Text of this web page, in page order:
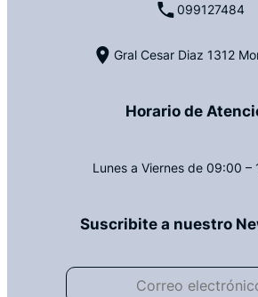
099127484
Gral Cesar Diaz 1312
Horario de
Lunes a Viernes de 09:00 –
Suscribite a nuestro